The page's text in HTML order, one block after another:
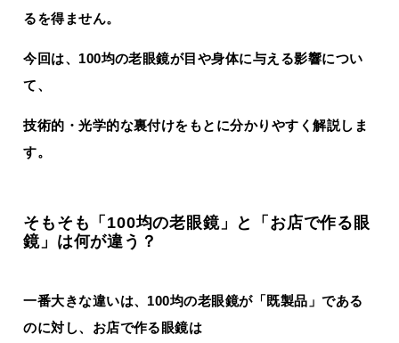
るを得ません。
今回は、100均の老眼鏡が目や身体に与える影響につい
て、
技術的・光学的な裏付けをもとに分かりやすく解説しま
す。
そもそも「100均の老眼鏡」と「お店で作る眼
鏡」は何が違う？
一番大きな違いは、100均の老眼鏡が「既製品」である
のに対し、お店で作る眼鏡は